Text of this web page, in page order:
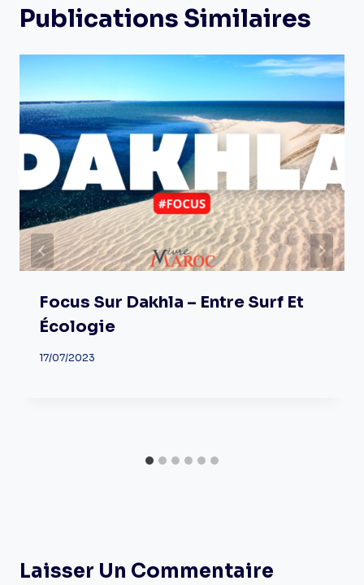
Publications Similaires
Focus Sur Dakhla – Entre Surf Et
Écologie
17/07/2023
Laisser Un Commentaire